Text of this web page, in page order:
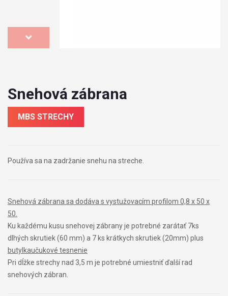
Snehová zábrana
MBS STRECHY
Používa sa na zadržanie snehu na streche.
Snehová zábrana sa dodáva s vystužovacím profilom 0,8 x 50 x
50.
Ku každému kusu snehovej zábrany je potrebné zarátať 7ks
dlhých skrutiek (60 mm) a 7 ks krátkych skrutiek (20mm) plus
butylkaučukové tesnenie
Pri dĺžke strechy nad 3,5 m je potrebné umiestniť ďalší rad
snehových zábran.